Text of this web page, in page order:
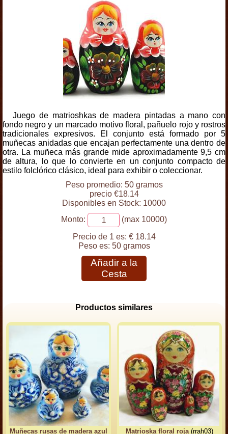
Juego de matrioshkas de madera pintadas a mano con
fondo negro y un marcado motivo floral, pañuelo rojo y rostros
tradicionales expresivos. El conjunto está formado por 5
muñecas anidadas que encajan perfectamente una dentro de
otra. La muñeca más grande mide aproximadamente 9,5 cm
de altura, lo que lo convierte en un conjunto compacto de
estilo folclórico clásico, ideal para exhibir o coleccionar.
Peso promedio: 50 gramos
precio €18.14
Disponibles en Stock: 10000
Monto:
(max 10000)
Precio de 1 es: € 18.14
Peso es: 50 gramos
Añadir a la
Cesta
Productos similares
Muñecas rusas de madera azul Matrioska floral roja(rrah03)